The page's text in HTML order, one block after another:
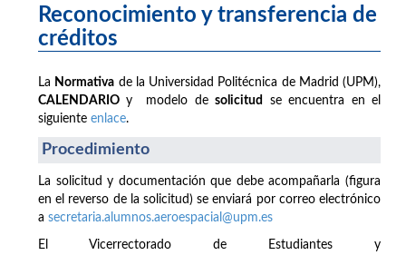
Reconocimiento y transferencia de
créditos
La Normativa de la Universidad Politécnica de Madrid (UPM),
CALENDARIO y modelo desolicitud
se encuentra en el
siguiente enlace.
Procedimiento
La solicitud y documentación que debe acompañarla (figura
en el reverso de la solicitud) se enviará por correo electrónico
a secretaria.alumnos.aeroespacial@upm.es
El Vicerrectorado de Estudiantes y